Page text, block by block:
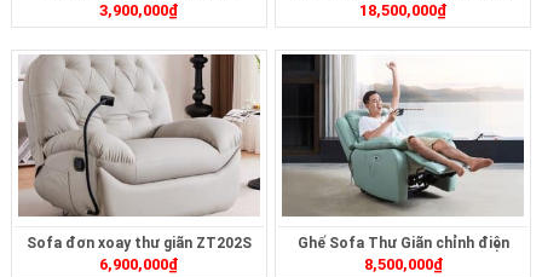
3,900,000₫ 18,500,000₫
Sofa đơn xoay thư giãn ZT202S
6,900,000₫
Ghế Sofa Thư Giãn chỉnh điện
ZTD-414
8,500,000₫